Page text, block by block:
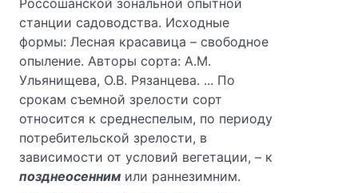
Россошанской зональной опытной
станции садоводства. Исходные
формы: Лесная красавица – свободное
опыление. Авторы сорта: А.М.
Ульянищева, О.В. Рязанцева. ... По
срокам съемной зрелости сорт
относится к среднеспелым, по периоду
потребительской зрелости, в
зависимости от условий вегетации, – к
позднеосенним или раннезимним.